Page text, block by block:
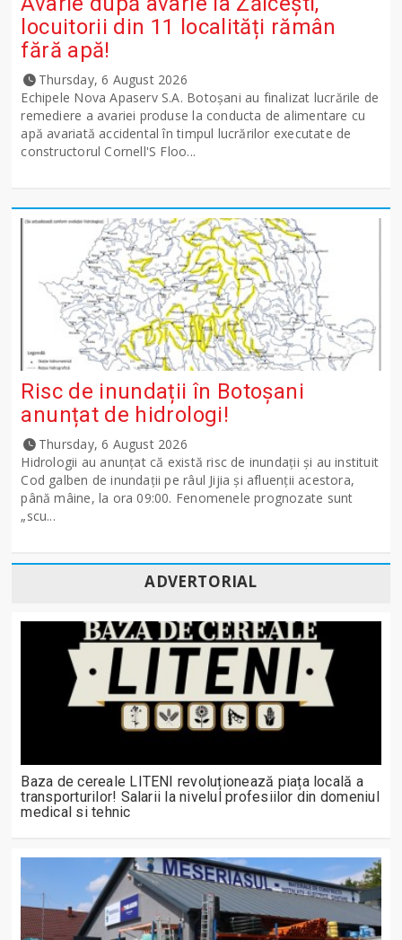
locuitorii din 11 localități rămân
fără apă!
Thursday, 6 August 2026
Echipele Nova Apaserv S.A. Botoșani au finalizat lucrările de
remediere a avariei produse la conducta de alimentare cu
apă avariată accidental în timpul lucrărilor executate de
constructorul Cornell'S Floo...
Risc de inundații în Botoșani
anunțat de hidrologi!
Thursday, 6 August 2026
Hidrologii au anunțat că există risc de inundații și au instituit
Cod galben de inundații pe râul Jijia și afluenții acestora,
până mâine, la ora 09:00. Fenomenele prognozate sunt
„scu...
ADVERTORIAL
Baza de cereale LITENI revoluționează piața locală a
transporturilor! Salarii la nivelul profesiilor din domeniul
medical si tehnic